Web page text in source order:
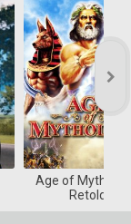
Age of
Retold